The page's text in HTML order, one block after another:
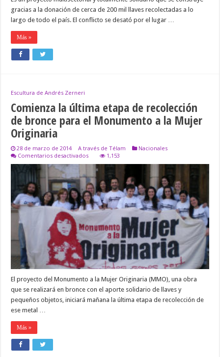
gracias a la donación de cerca de 200 mil llaves recolectadas a lo
largo de todo el país. El conflicto se desató por el lugar …
Más »
Escultura de Andrés Zerneri
Comienza la última etapa de recolección
de bronce para el Monumento a la Mujer
Originaria
28 de marzo de 2014 A través de Télam
Nacionales
Comentarios desactivadosen
última
etapa
de
recolección
de
bronce
el
Monumento
a
la
Mujer
Originaria
1,153
El proyecto del Monumento a la Mujer Originaria (MMO), una obra
que se realizará en bronce con el aporte solidario de llaves y
pequeños objetos, iniciará mañana la última etapa de recolección de
ese metal …
Más »